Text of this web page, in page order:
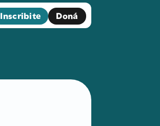
Inscribite Doná